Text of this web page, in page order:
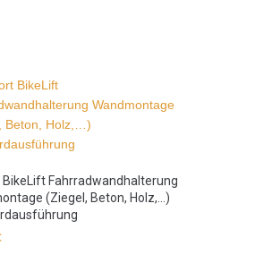
BikeLift Fahrradwandhalterung
(Ziegel, Beton, Holz,…)